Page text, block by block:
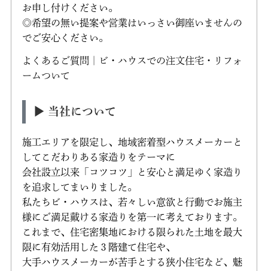
お申し付けください。
◎希望の無い提案や営業はいっさい御座いませんの
でご安心ください。
よくあるご質問｜ビ・ハウスでの注文住宅・リフォ
ームついて
▶ 当社について
施工エリアを限定し、地域密着型ハウスメーカーと
してこだわりある家造りをテーマに
会社設立以来「コツコツ」と安心と満足ゆく家造り
を追求してまいりました。
私たちビ・ハウスは、若々しい意欲と行動でお施主
様にご満足戴ける家造りを第一に考えております。
これまで、住宅密集地における限られた土地を最大
限に有効活用した３階建て住宅や、
大手ハウスメーカーが苦手とする狭小住宅など、魅